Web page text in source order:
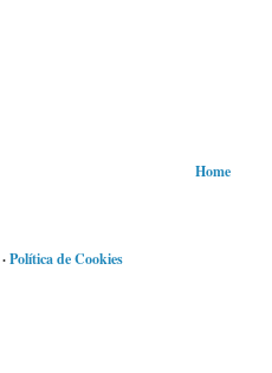
Home
·Política de Cookies